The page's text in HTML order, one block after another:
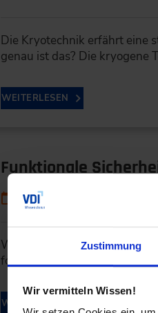
Zustimmung
Wir vermitteln Wissen!
Die Kryotechnik erfährt eine
genau ist das? Die kryogene
WEITERLESEN
Funktionale
30.01.2024
Wie lassen sich Gefahren
fordert von Betreiber*innen
WEITERLESEN